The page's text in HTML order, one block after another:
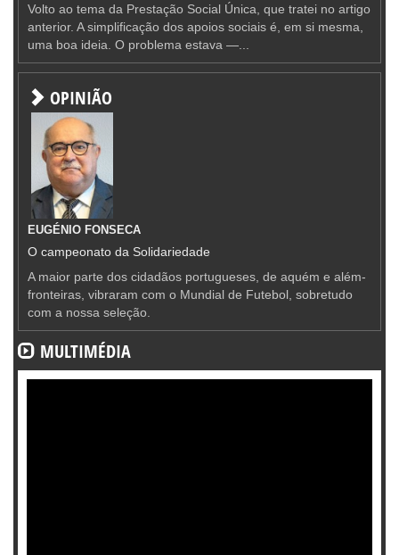
Volto ao tema da Prestação Social Única, que tratei no artigo
anterior. A simplificação dos apoios sociais é, em si mesma,
uma boa ideia. O problema estava —...
OPINIÃO
EUGÉNIO FONSECA
O campeonato da Solidariedade
A maior parte dos cidadãos portugueses, de aquém e além-
fronteiras, vibraram com o Mundial de Futebol, sobretudo
com a nossa seleção.
MULTIMÉDIA